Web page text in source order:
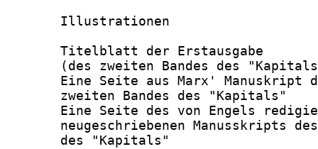
       Illustrationen
       Titelblatt der Erstausgabe
(des zweiten Bandes des
Eine Seite aus Marx' Manuskript
zweiten Bandes des "Kapitals"
Eine Seite des von Engels
neugeschriebenen Manusskripts
des "Kapitals"